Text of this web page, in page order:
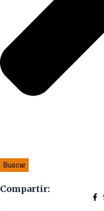
Buscar
Compartir: